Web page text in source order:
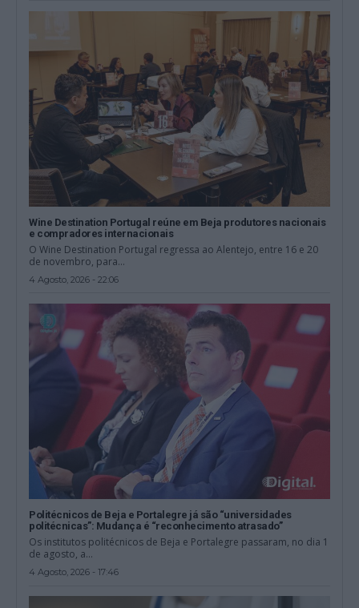
Wine Destination Portugal reúne em Beja produtores nacionais
e compradores internacionais
O Wine Destination Portugal regressa ao Alentejo, entre 16 e 20
de novembro, para...
4 Agosto, 2026 - 22:06
Politécnicos de Beja e Portalegre já são “universidades
politécnicas”: Mudança é “reconhecimento atrasado”
Os institutos politécnicos de Beja e Portalegre passaram, no dia 1
de agosto, a...
4 Agosto, 2026 - 17:46